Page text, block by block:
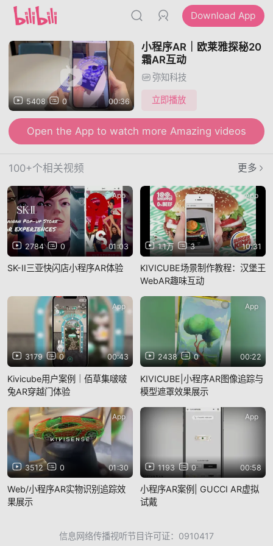
Download App
5408 0 00:36
小程序AR｜欧莱雅探秘20
霜AR互动
弥知科技
立即播放
Open the App to watch more Amazing videos
100+个相关视频 更多
2784 0 01:03
App
SK-II三亚快闪店小程序AR体验
1.1万 3 10:31
App
KIVICUBE场景制作教程：汉堡王
WebAR趣味互动
3179 0 00:43
App
Kivicube用户案例｜佰草集啵啵
兔AR穿越门体验
2438 0 00:22
App
KIVICUBE|小程序AR图像追踪与
模型遮罩效果展示
3512 0 01:30
App
Web/小程序AR实物识别追踪效
果展示
1193 0 00:58
App
小程序AR案例| GUCCI AR虚拟
试戴
信息网络传播视听节目许可证：0910417